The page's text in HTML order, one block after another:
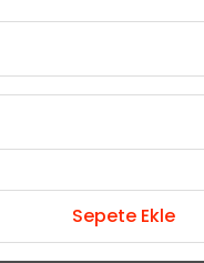
Sepete Ekle